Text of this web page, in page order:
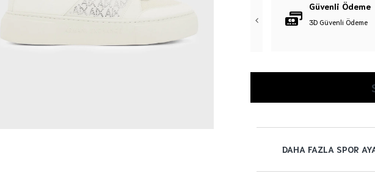
3D Güvenli Ödeme %100 Orijinal Ürün Garantisi
Güvenli Ödeme
3D Güvenli Ödeme
DAHA FAZLA SPOR